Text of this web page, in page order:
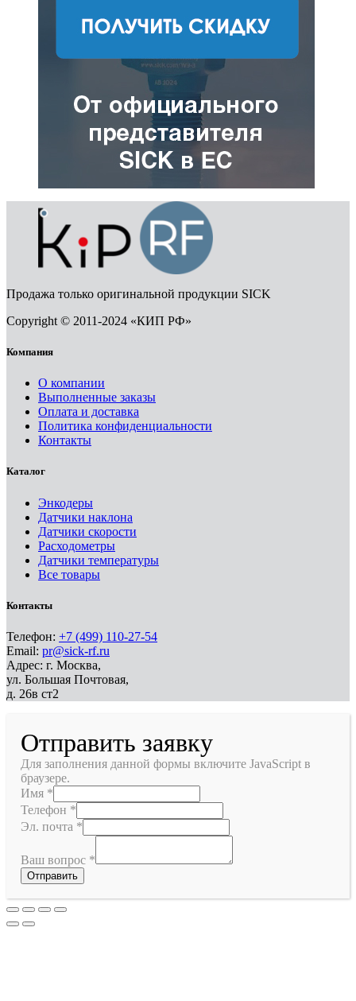
Продажа только оригинальной продукции SICK
Copyright © 2011-2024 «КИП РФ»
Компания
О компании
Выполненные заказы
Оплата и доставка
Политика конфиденциальности
Контакты
Каталог
Энкодеры
Датчики наклона
Датчики скорости
Расходометры
Датчики температуры
Все товары
Контакты
Телефон: +7 (499) 110-27-54
Email: pr@sick-rf.ru
Адрес: г. Москва,
ул. Большая Почтовая,
д. 26в ст2
Отправить заявку
Для заполнения данной формы включите JavaScript в
браузере.
Имя *
Телефон *
Эл. почта *
Ваш вопрос *
Отправить